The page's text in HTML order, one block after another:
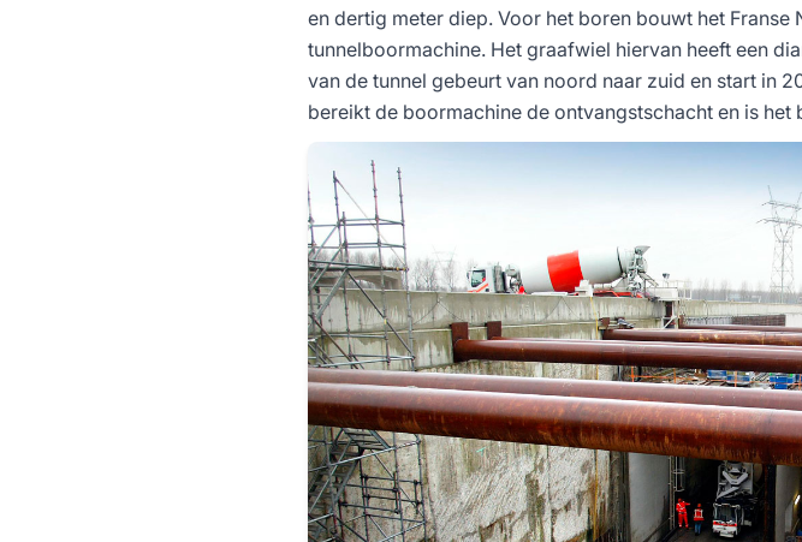
en dertig meter diep. Voor het boren bouwt het Franse
tunnelboormachine. Het graafwiel hiervan heeft een
van de tunnel gebeurt van noord naar zuid en start in
bereikt de boormachine de ontvangstschacht en is het